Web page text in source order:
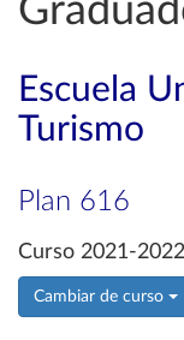
Escuela
Turismo
Plan 616
Curso 2021-2022
Cambiar de curso